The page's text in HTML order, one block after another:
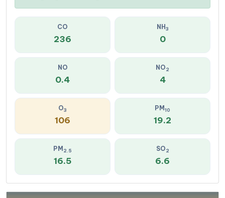
CO
236
NH 3
0
NO
0.4
NO2
4
O3
106
PM 10
19.2
PM 2.5
16.5
SO2
6.6